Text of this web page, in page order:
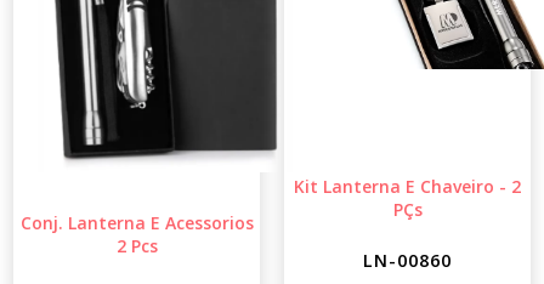
Conj. Lanterna E Acessorios
2 Pcs
Kit Lanterna E Chaveiro - 2
PÇs
LN-00860